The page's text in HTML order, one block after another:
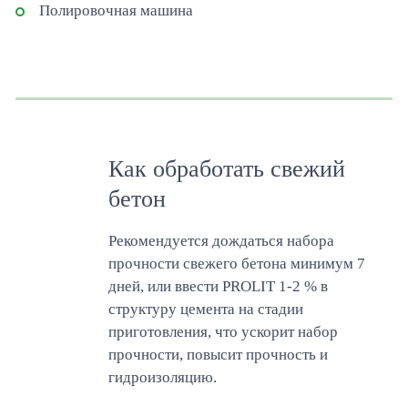
Полировочная машина
Как обработать свежий
бетон
Рекомендуется дождаться набора
прочности свежего бетона минимум 7
дней, или ввести PROLIT 1-2 % в
структуру цемента на стадии
приготовления, что ускорит набор
прочности, повысит прочность и
гидроизоляцию.